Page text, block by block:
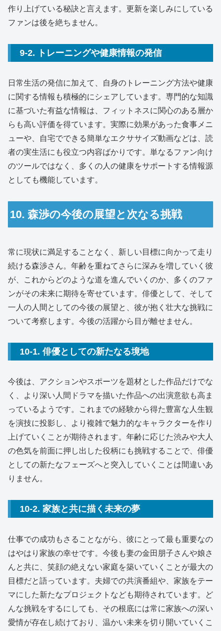
作り上げている秘訣と言えます。更新を楽しみにしている
ファンは後を絶ちません。
9-2. トレーニングや健康情報の発信
日常生活の発信に加えて、自身のトレーニング方法や健康
に関する情報も積極的にシェアしています。専門的な知識
に基づいた有益な情報は、フィットネスに関心のある層か
らも高い評価を得ています。実際に効果があった食事メニ
ューや、自宅でできる簡単なエクササイズ動画などは、読
者の実生活にも役立つ内容ばかりです。単なるファン向け
のツールではなく、多くの人の健康をサポートする情報源
としても機能しています。
10. 森渉の今後の展望と次なる挑戦
常に現状に満足することなく、新しい目標に向かって走り
続ける森渉さん。年齢を重ねてさらに深みを増していく彼
が、これからどのような道を進んでいくのか、多くのファ
ンがその未来に期待を寄せています。俳優として、そして
一人の人間としての今後の展望と、彼が抱く壮大な挑戦に
ついて考察します。今後の活躍から目が離せません。
10-1. 俳優としての新たなる境地
今後は、アクションやスポーツを題材とした作品だけでな
く、より深い人間ドラマを描いた作品への出演意欲も高ま
っているようです。これまでの経験から得た豊富な人生観
を演技に投影し、より複雑で魅力的なキャラクターを作り
上げていくことが期待されます。年齢に応じた渋みや大人
の色気を前面に押し出した役柄にも挑戦することで、俳優
としての新たなフェーズへと突入していくことは間違いあ
りません。
10-2. 家族と共に描く未来の夢
仕事での成功もさることながら、彼にとって最も重要なの
はやはり家族の幸せです。今後も妻の金田朋子さんや娘さ
んと共に、笑顔の絶えない家庭を築いていくことが最大の
目標だと語っています。夫婦での共演番組や、家族をテー
マにした新たなプロジェクトなども期待されています。ど
んな挑戦をするにしても、その根底には常に家族への深い
愛情が存在し続けており、温かい未来を切り開いていくこ